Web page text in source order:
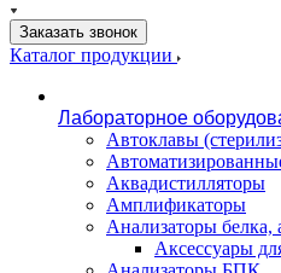
Заказать звонок
Каталог продукции
Лабораторное
Автоклавы
Аквадистилляторы
Амплификаторы
Анализаторы белка,
Аксессуары